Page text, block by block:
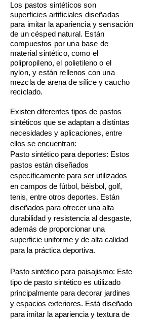
Los pastos sintéticos son
superficies artificiales diseñadas
para imitar la apariencia y sensación
de un césped natural. Están
compuestos por una base de
material sintético, como el
polipropileno, el polietileno o el
nylon, y están rellenos con una
mezcla de arena de sílice y caucho
reciclado.
Existen diferentes tipos de pastos
sintéticos que se adaptan a distintas
necesidades y aplicaciones, entre
ellos se encuentran:
Pasto sintético para deportes: Estos
pastos están diseñados
específicamente para ser utilizados
en campos de fútbol, béisbol, golf,
tenis, entre otros deportes. Están
diseñados para ofrecer una alta
durabilidad y resistencia al desgaste,
además de proporcionar una
superficie uniforme y de alta calidad
para la práctica deportiva.
Pasto sintético para paisajismo: Este
tipo de pasto sintético es utilizado
principalmente para decorar jardines
y espacios exteriores. Está diseñado
para imitar la apariencia y textura de